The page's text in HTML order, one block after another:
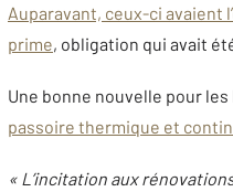
Auparavant, ceux-ci avaient
prime, obligation qui avait
Une bonne nouvelle pour
passoire thermique et
« L’incitation aux